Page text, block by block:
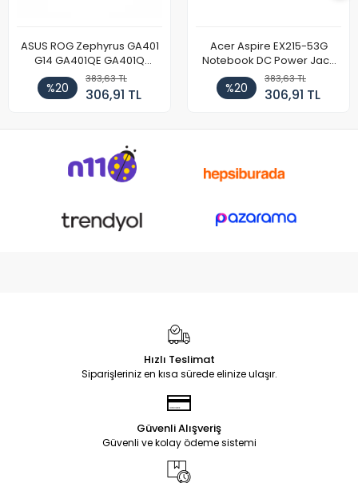
ASUS ROG Zephyrus GA401
G14 GA401QE GA401Q
GA402 GA402R GA402RK
HQ058T GA503QR GA503QS
GA503QM GA503QE GX650
Soketi
%20
383,63 TL
306,91 TL
Acer Aspire EX215-53G
Notebook DC Power Jack
Soket
%20
383,63 TL
306,91 TL
Hızlı Teslimat
Siparişleriniz en kısa sürede elinize ulaşır.
Güvenli Alışveriş
Güvenli ve kolay ödeme sistemi